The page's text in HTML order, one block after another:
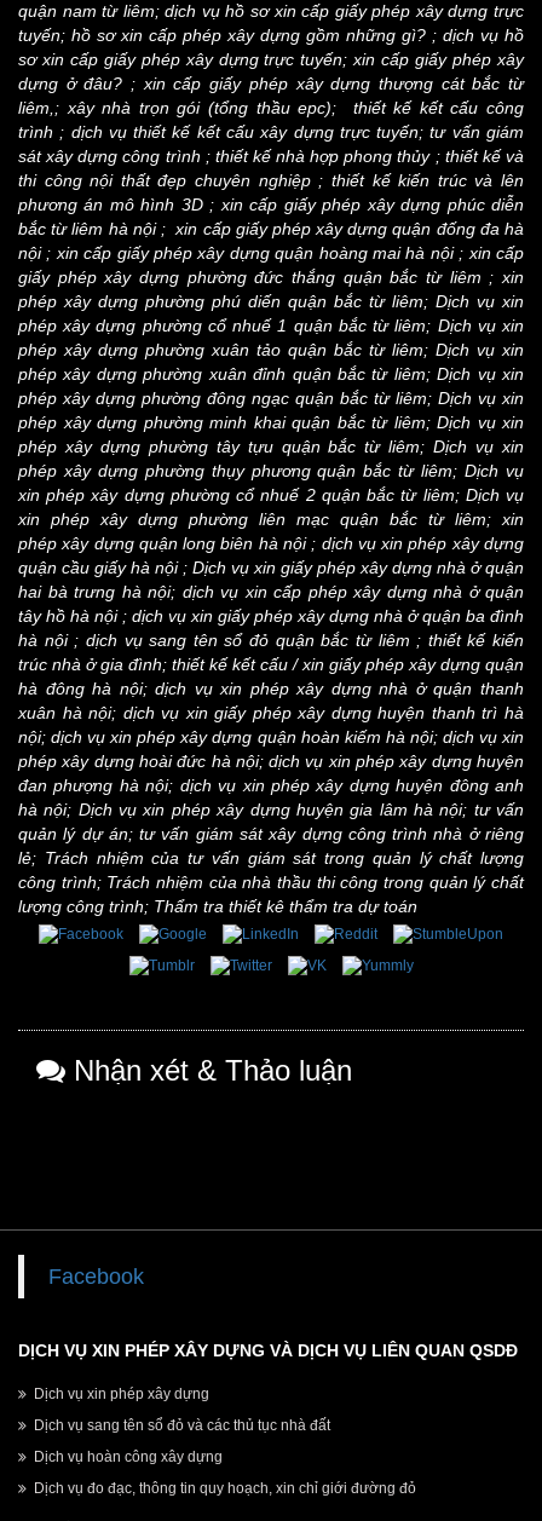
quận nam từ liêm;dịch vụ hồ sơ xin cấp giấy phép xây dựng trực
tuyến; hồ sơ xin cấp phép xây dựng gồm những gì? ; dịch vụ hồ
sơ xin cấp giấy phép xây dựng trực tuyến;xin cấp giấy phép xây
dựng ở đâu? ; xin cấp giấy phép xây dựng thượng cát bắc từ
liêm ,; xây nhà trọn gói (tổng thầu epc); thiết kế kết cấu công
trình ; dịch vụ thiết kế kết cấu xây dựng trực tuyến;tư vấn giám
sát xây dựng công trình ; thiết kế nhà hợp phong thủy; thiết kế và
thi công nội thất đẹp chuyên nghiệp; thiết kế kiến trúc và lên
phương án mô hình 3D; xin cấp giấy phép xây dựng phúc diễn
bắc từ liêm hà nội;xin cấp giấy phép xây dựng quận đống đa hà
nội; xin cấp giấy phép xây dựng quận hoàng mai hà nội; xin cấp
giấy phép xây dựng phường đức thắng quận bắc từ liêm ;xin
phép xây dựng phường phú diến quận bắc từ liêm; Dịch vụ xin
phép xây dựng phường cổ nhuế 1 quận bắc từ liêm; Dịch vụ xin
phép xây dựng phường xuân tảo quận bắc từ liêm; Dịch vụ xin
phép xây dựng phường xuân đỉnh quận bắc từ liêm;Dịch vụ xin
phép xây dựng phường đông ngạc quận bắc từ liêm; Dịch vụ xin
phép xây dựng phường minh khai quận bắc từ liêm; Dịch vụ xin
phép xây dựng phường tây tựu quận bắc từ liêm;Dịch vụ xin
phép xây dựng phường thụy phương quận bắc từ liêm;Dịch vụ
xin phép xây dựng phường cổ nhuế 2 quận bắc từ liêm; Dịch vụ
xin phép xây dựng phường liên mạc quận bắc từ liêm; xin
phép xây dựng quận long biên hà nội; dịch vụ xin phép xây dựng
quận cầu giấy hà nội; Dịch vụ xin giấy phép xây dựng nhà ở quận
hai bà trưng hà nội; dịch vụ xin cấp phép xây dựng nhà ở quận
tây hồ hà nội; dịch vụ xin giấy phép xây dựng nhà ở quận ba đình
hà nội; dịch vụ sang tên sổ đỏ quận bắc từ liêm ; thiết kế kiến
trúc nhà ở gia đình; thiết kế kết cấu/xin giấy phép xây dựng quận
hà đông hà nội;dịch vụ xin phép xây dựng nhà ở quận thanh
xuân hà nội; dịch vụ xin giấy phép xây dựng huyện thanh trì hà
nội;dịch vụ xin phép xây dựng quận hoàn kiếm hà nội; dịch vụ xin
phép xây dựng hoài đức hà nội;dịch vụ xin phép xây dựng huyện
đan phượng hà nội; dịch vụ xin phép xây dựng huyện đông anh
hà nội; Dịch vụ xin phép xây dựng huyện gia lâm hà nội; tư vấn
quản lý dự án;tư vấn giám sát xây dựng công trình nhà ở riêng
lẻ; Trách nhiệm của tư vấn giám sát trong quản lý chất lượng
công trình; Trách nhiệm của nhà thầu thi công trong quản lý chất
lượng công trình; Thẩm tra thiết kê thẩm tra dự toán
Nhận xét & Thảo luận
Facebook
DỊCH VỤ XIN PHÉP XÂY DỰNG VÀ DỊCH VỤ LIÊN QUAN QSDĐ
Dịch vụ xin phép xây dựng
Dịch vụ sang tên sổ đỏ và các thủ tục nhà đất
Dịch vụ hoàn công xây dựng
Dịch vụ đo đạc, thông tin quy hoạch, xin chỉ giới đường đỏ